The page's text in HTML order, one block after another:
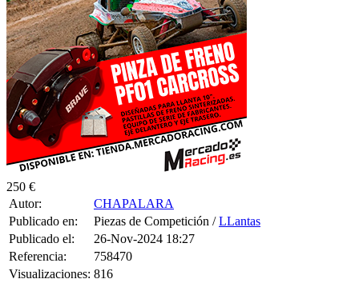
250 €
Autor:
CHAPALARA
Publicado en:
Piezas de Competición /LLantas
Publicado el:
26-Nov-2024 18:27
Referencia:
758470
Visualizaciones: 816